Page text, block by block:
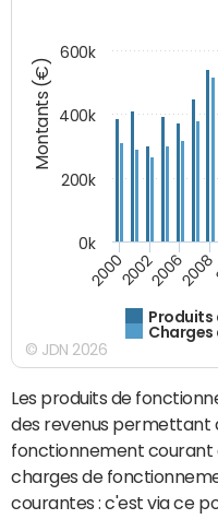
Montants (€)
2000200220062008
0k
200k
400k
600k
© JDN 2026
Les produits de
des revenus permettant
fonctionnement courant
charges de
courantes : c'est via ce